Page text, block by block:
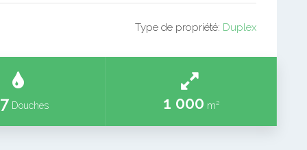
Type de propriété: Duplex
Douches 1 000 m²